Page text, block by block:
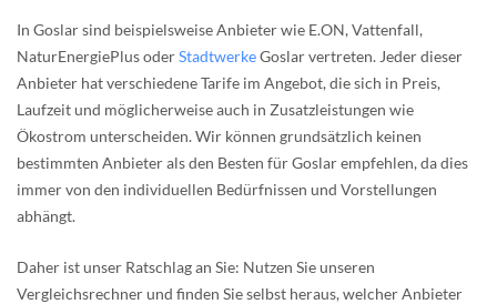
In Goslar sind beispielsweise Anbieter wie E.ON, Vattenfall,
NaturEnergiePlus oderStadtwerkeGoslar vertreten. Jeder dieser
Anbieter hat verschiedene Tarife im Angebot, die sich in Preis,
Laufzeit und möglicherweise auch in Zusatzleistungen wie
Ökostrom unterscheiden. Wir können grundsätzlich keinen
bestimmten Anbieter als den Besten für Goslar empfehlen, da dies
immer von den individuellen Bedürfnissen und Vorstellungen
abhängt.
Daher ist unser Ratschlag an Sie: Nutzen Sie unseren
Vergleichsrechner und finden Sie selbst heraus, welcher Anbieter